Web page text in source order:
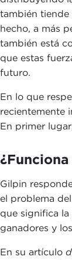
también tiende
hecho, a más
también está
que estas
futuro.
En lo que
recientemente
En primer
Gilpin
el problema
que significa
ganadores y
En su artículo